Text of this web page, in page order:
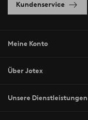
Kundenservice
Meine Konto
Über Jotex
Unsere Dienstleistungen